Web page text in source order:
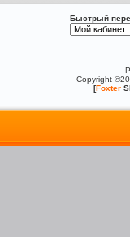
Быстрый
Copyright
[Foxter